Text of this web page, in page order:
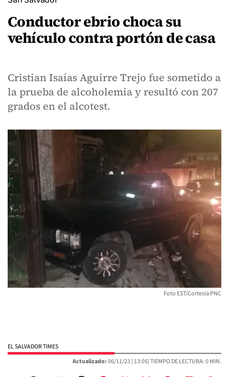
Conductor ebrio choca su
vehículo contra portón de casa
Cristian Isaías Aguirre Trejo fue sometido a
la prueba de alcoholemia y resultó con 207
grados en el alcotest.
Foto EST/Cortesía PNC
EL SALVADOR TIMES
Actualizado:06/11/23 | 13:05| TIEMPO DE LECTURA: 0 MIN.